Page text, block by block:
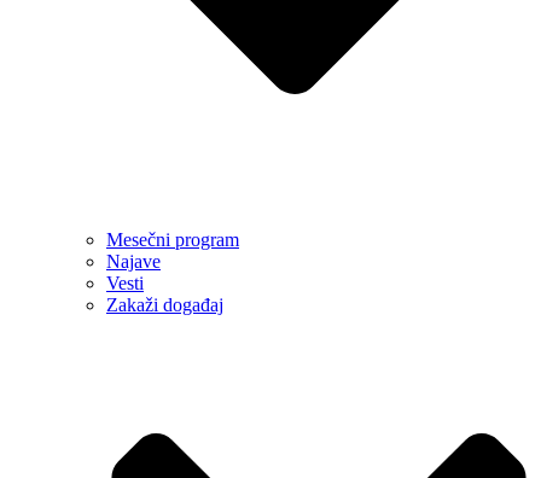
Mesečni program
Najave
Vesti
Zakaži događaj